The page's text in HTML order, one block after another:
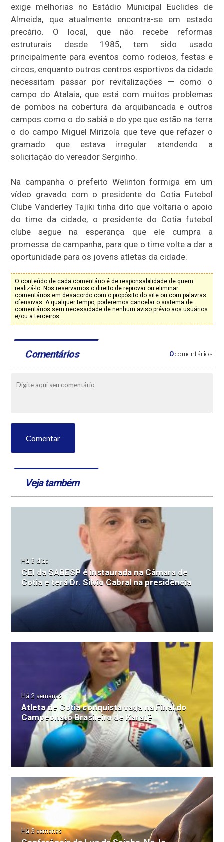
exige melhorias no Estádio Municipal Euclides de
Almeida, que atualmente encontra-se em estado
precário. O local, que não recebe reformas
estruturais desde 1985, tem sido usado
principalmente para eventos como rodeios, festas e
circos, enquanto outros centros esportivos da cidade
necessitam passar por revitalizações — como o
campo do Atalaia, que está com muitos problemas
de pombos na cobertura da arquibancada e outros
campos como o do sabiá e do ype que estão na terra
o do campo Miguel Mirizola que teve que refazer o
gramado que estava irregular atendendo a
solicitação do vereador Serginho.
Na campanha o prefeito Welinton formiga em um
vídeo gravado com o presidente do Cotia Futebol
Clube Vanderley Tajiki tinha dito que voltaria o apoio
do time da cidade, o presidente do Cotia futebol
clube segue na esperança que ele cumpra a
promessa de campanha, para que o time volte a dar a
oportunidade para os jovens atletas da cidade.
O conteúdo de cada comentário é de responsabilidade de quem
realizá-lo. Nos reservamos o direito de reprovar ou eliminar
comentários em desacordo com o propósito do site ou com palavras
ofensivas. A qualquer tempo, poderemos cancelar o sistema de
comentários sem necessidade de nenhum aviso prévio aos usuários
e/ou a terceiros.
Comentários 0comentários
Comentar
Veja também
Há 3 dias
CEI da SABESP é instaurada na Câmara de
Cotia e terá Dr. Silvio Cabral na presidência
Há 2 semanas
Atleta de Cotia conquista vaga na Final do
Campeonato Brasileiro de Karatê
Há 3 semanas